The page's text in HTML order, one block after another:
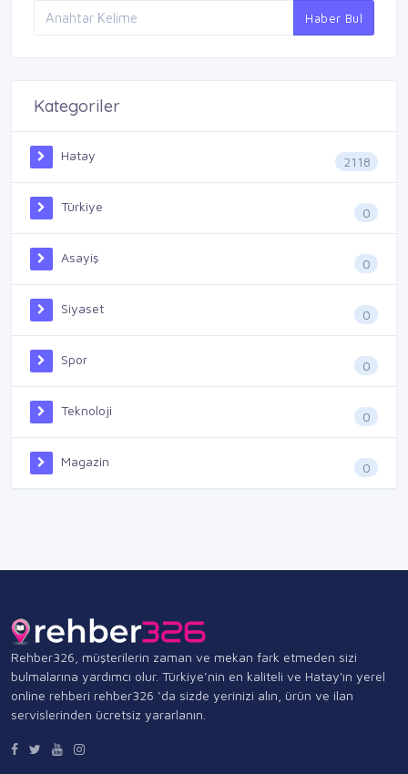
Haber Bul
Kategoriler
Hatay 2118
Türkiye 0
Asayiş 0
Siyaset 0
Spor 0
Teknoloji 0
Magazin 0
Rehber326, müşterilerin zaman ve mekan fark etmeden sizi
bulmalarına yardımcı olur. Türkiye’nin en kaliteli ve Hatay'ın yerel
online rehberi rehber326 ‘da sizde yerinizi alın, ürün ve ilan
servislerinden ücretsiz yararlanın.